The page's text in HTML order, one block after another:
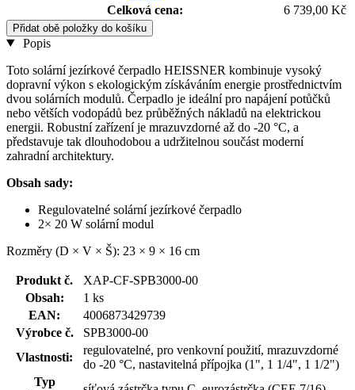
Celková cena:
6 739,00 Kč
Přidat obě položky do košíku
Popis
Toto solární jezírkové čerpadlo HEISSNER kombinuje vysoký
dopravní výkon s ekologickým získáváním energie prostřednictvím
dvou solárních modulů. Čerpadlo je ideální pro napájení potůčků
nebo větších vodopádů bez průběžných nákladů na elektrickou
energii. Robustní zařízení je mrazuvzdorné až do -20 °C, a
představuje tak dlouhodobou a udržitelnou součást moderní
zahradní architektury.
Obsah sady:
Regulovatelné solární jezírkové čerpadlo
2× 20 W solární modul
Rozměry (D × V × Š): 23 × 9 × 16 cm
Produkt č.
XAP-CF-SPB3000-00
Obsah:
1 ks
EAN:
4006873429739
Výrobce č.
SPB3000-00
Vlastnosti:
regulovatelné, pro venkovní použití, mrazuvzdorné
do -20 °C, nastavitelná přípojka (1", 1 1/4", 1 1/2")
Typ